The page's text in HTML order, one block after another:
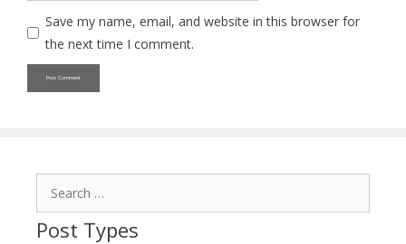
Save my name, email, and website in this browser for
the next time I comment.
Post Types